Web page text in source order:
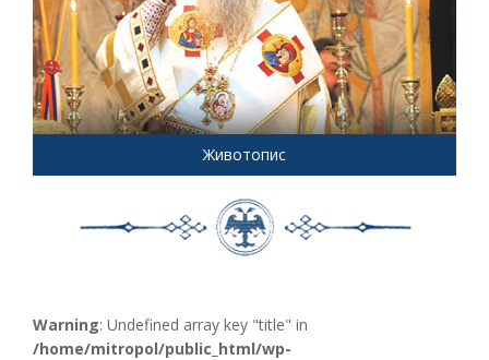
Животопис
Warning: Undefined array key "title" in
/home/mitropol/public_html/wp-